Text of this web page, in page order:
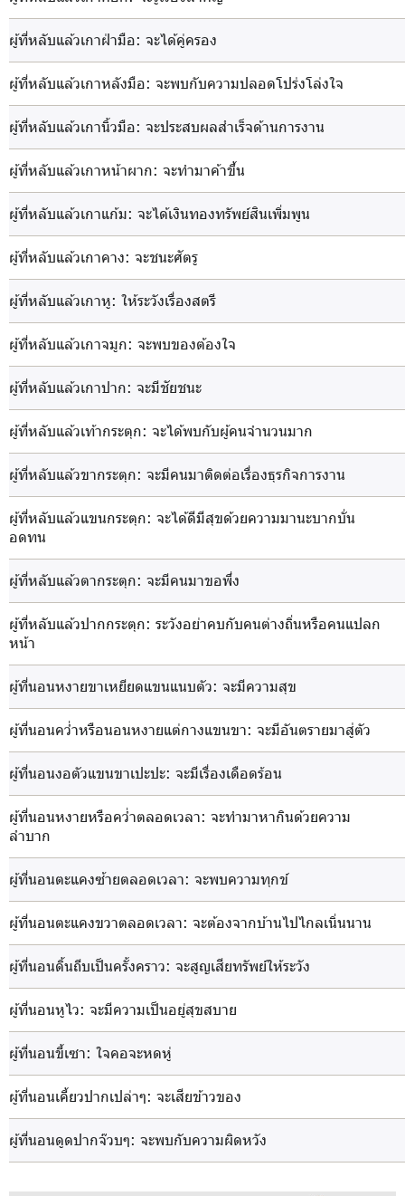
ผู้ที่หลับแล้วเกาฝ่ามือ: จะได้คู่ครอง
ผู้ที่หลับแล้วเกาหลังมือ: จะพบกับความปลอดโปร่งโล่งใจ
ผู้ที่หลับแล้วเกานิ้วมือ: จะประสบผลสำเร็จด้านการงาน
ผู้ที่หลับแล้วเกาหน้าผาก: จะทำมาค้าขึ้น
ผู้ที่หลับแล้วเกาแก้ม: จะได้เงินทองทรัพย์สินเพิ่มพูน
ผู้ที่หลับแล้วเกาคาง: จะชนะศัตรู
ผู้ที่หลับแล้วเกาหู: ให้ระวังเรื่องสตรี
ผู้ที่หลับแล้วเกาจมูก: จะพบของต้องใจ
ผู้ที่หลับแล้วเกาปาก: จะมีชัยชนะ
ผู้ที่หลับแล้วเท้ากระตุก: จะได้พบกับผู้คนจำนวนมาก
ผู้ที่หลับแล้วขากระตุก: จะมีคนมาติดต่อเรื่องธุรกิจการงาน
ผู้ที่หลับแล้วแขนกระตุก: จะได้ดีมีสุขด้วยความมานะบากบั่น
อดทน
ผู้ที่หลับแล้วตากระตุก: จะมีคนมาขอพึ่ง
ผู้ที่หลับแล้วปากกระตุก: ระวังอย่าคบกับคนต่างถิ่นหรือคนแปลก
หน้า
ผู้ที่นอนหงายขาเหยียดแขนแนบตัว: จะมีความสุข
ผู้ที่นอนคว่ำหรือนอนหงายแต่กางแขนขา: จะมีอันตรายมาสู่ตัว
ผู้ที่นอนงอตัวแขนขาเปะปะ: จะมีเรื่องเดือดร้อน
ผู้ที่นอนหงายหรือคว่ำตลอดเวลา: จะทำมาหากินด้วยความ
ลำบาก
ผู้ที่นอนตะแคงซ้ายตลอดเวลา: จะพบความทุกข์
ผู้ที่นอนตะแคงขวาตลอดเวลา: จะต้องจากบ้านไปไกลเนิ่นนาน
ผู้ที่นอนดิ้นถีบเป็นครั้งคราว: จะสูญเสียทรัพย์ให้ระวัง
ผู้ที่นอนหูไว: จะมีความเป็นอยู่สุขสบาย
ผู้ที่นอนขี้เซา: ใจคอจะหดหู่
ผู้ที่นอนเคี้ยวปากเปล่าๆ: จะเสียข้าวของ
ผู้ที่นอนดูดปากจ๊วบๆ: จะพบกับความผิดหวัง